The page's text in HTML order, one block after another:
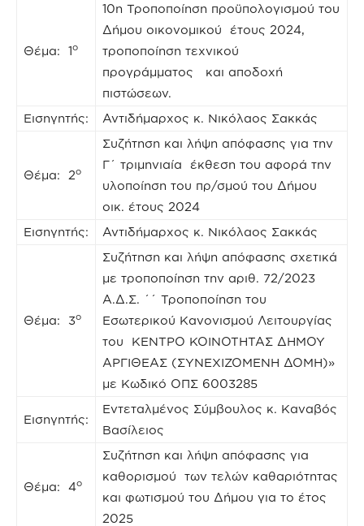
Θέμα: 1ο
10η Τροποποίηση προϋπολογισμού του
Δήμου οικονομικού έτους 2024,
τροποποίηση τεχνικού
προγράμματος και αποδοχή
πιστώσεων.
Εισηγητής:
Αντιδήμαρχος κ. Νικόλαος Σακκάς
Θέμα: 2ο
Συζήτηση και λήψη απόφασης για την
Γ΄ τριμηνιαία έκθεση του αφορά την
υλοποίηση του πρ/σμού του Δήμου
οικ. έτους 2024
Εισηγητής:
Αντιδήμαρχος κ. Νικόλαος Σακκάς
Θέμα: 3ο
Συζήτηση και λήψη απόφασης σχετικά
με τροποποίηση την αριθ. 72/2023
Α.Δ.Σ. ΄΄ Τροποποίηση του
Εσωτερικού Κανονισμού Λειτουργίας
του ΚΕΝΤΡΟ ΚΟΙΝΟΤΗΤΑΣ ΔΗΜΟΥ
ΑΡΓΙΘΕΑΣ (ΣΥΝΕΧΙΖΟΜΕΝΗ ΔΟΜΗ)»
με Κωδικό ΟΠΣ 6003285
Εισηγητής:
Εντεταλμένος Σύμβουλος κ. Καναβός
Βασίλειος
Θέμα: 4ο
Συζήτηση και λήψη απόφασης για
καθορισμού των τελών καθαριότητας
και φωτισμού του Δήμου για το έτος
2025